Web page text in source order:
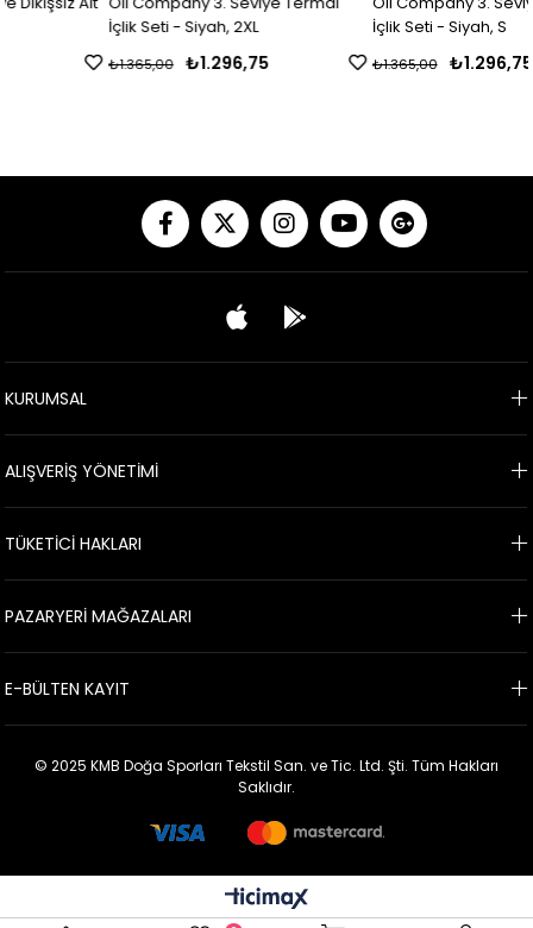
İçlik Seti - Siyah, 2XL
₺1.296,75
₺1.365,00
İçlik Seti - Siyah, S
₺1.296,75
₺1.365,00
KURUMSAL
ALIŞVERİŞ YÖNETİMİ
TÜKETİCİ HAKLARI
PAZARYERİ MAĞAZALARI
E-BÜLTEN KAYIT
© 2025 KMB Doğa Sporları Tekstil San. ve Tic. Ltd. Şti. Tüm Hakları
Saklıdır.